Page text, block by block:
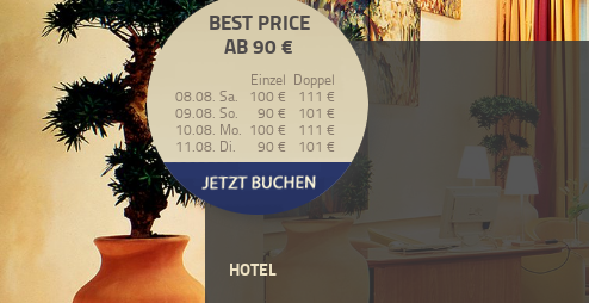
BEST PRICE
AB 90 €
Einzel Doppel
08.08. Sa.
100 €
111 €
09.08. So.
90 €
101 €
10.08. Mo. 100 €
111 €
11.08. Di.
90 € 101 €
HOTEL